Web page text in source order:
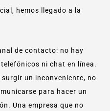
hemos llegado a la
de contacto: no hay
ni chat en línea.
un inconveniente, no
para hacer un
Una empresa que no